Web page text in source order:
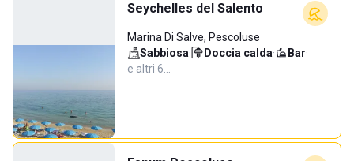
Seychelles del Salento
Marina Di Salve, Pescoluse
Sabbiosa· Doccia calda· Bar·
e altri 6…